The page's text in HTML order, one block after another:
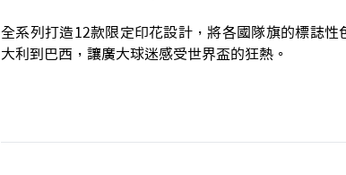
全系列打造12款限定印花設計，將各國隊旗的標誌
大利到巴西，讓廣大球迷感受世界盃的狂熱。